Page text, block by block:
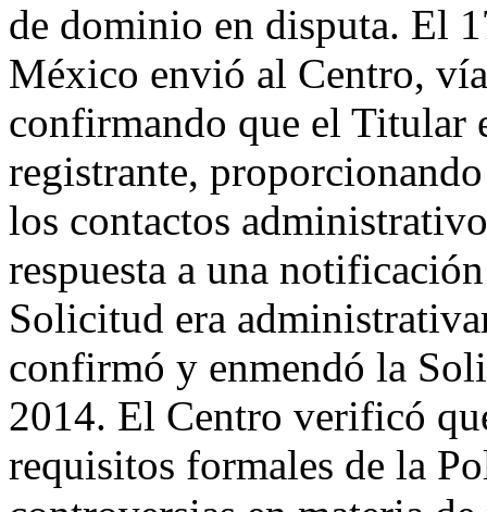
de dominio en disputa. El
México envió al Centro,
confirmando que el Titular
registrante,
los contactos
respuesta a una
Solicitud era
confirmó y enmendó la
2014. El Centro verificó
requisitos formales de la